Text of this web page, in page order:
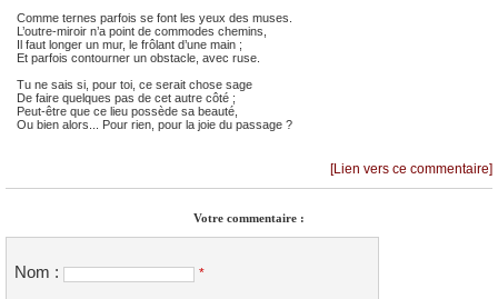
Comme ternes parfois se font les yeux des muses.
L’outre-miroir n’a point de commodes chemins,
Il faut longer un mur, le frôlant d’une main ;
Et parfois contourner un obstacle, avec ruse.
Tu ne sais si, pour toi, ce serait chose sage
De faire quelques pas de cet autre côté ;
Peut-être que ce lieu possède sa beauté,
Ou bien alors... Pour rien, pour la joie du passage ?
[Lien vers ce commentaire]
Votre commentaire :
Nom : *